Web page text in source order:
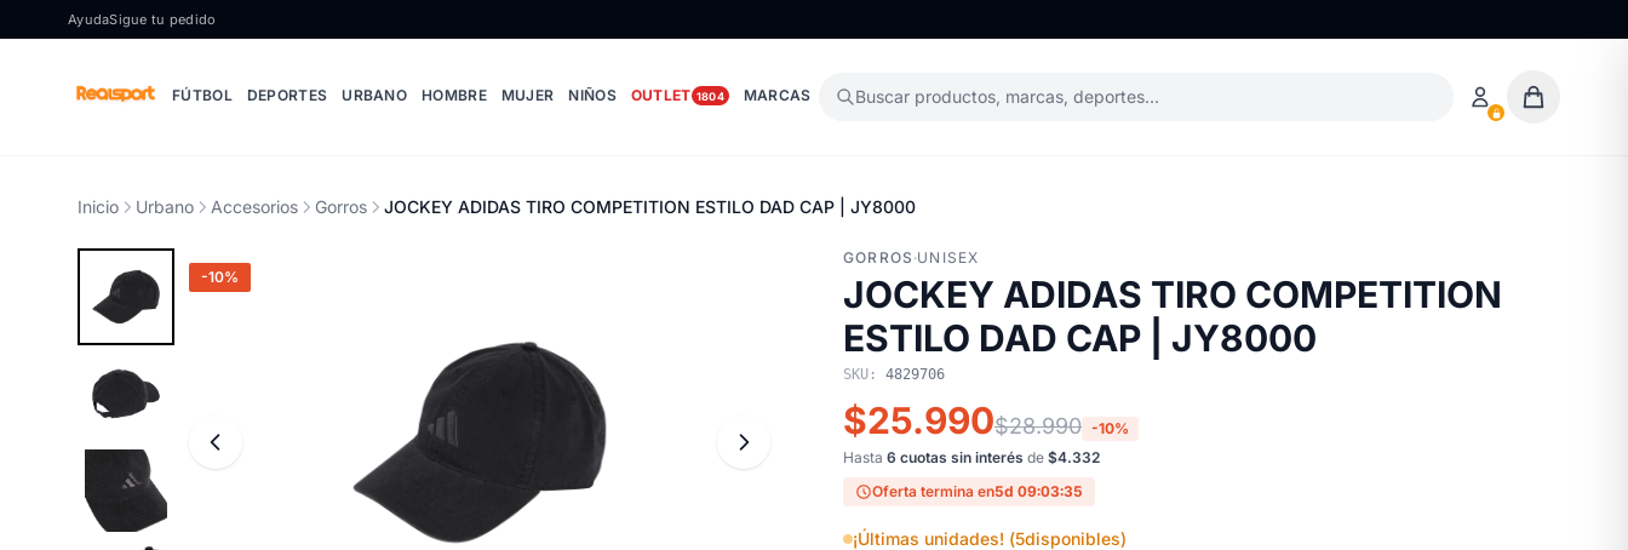
Ir al contenido
AyudaSigue tu pedido
FÚTBOL DEPORTES URBANO HOMBRE MUJER NIÑOS OUTLET 1804 MARCAS Buscar productos, marcas, deportes…
Inicio Urbano Accesorios Gorros JOCKEY ADIDAS TIRO COMPETITION ESTILO DAD CAP | JY8000
-10%
GORROS ·UNISEX
JOCKEY ADIDAS TIRO COMPETITION
ESTILO DAD CAP | JY8000
SKU: 4829706
$25.990$28.990 -10%
Hasta 6 cuotas sin interés de $4.332
Oferta termina en5d 09:03:34
¡Últimas unidades! (5disponibles)